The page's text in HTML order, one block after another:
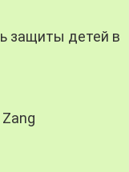
защиты детей в